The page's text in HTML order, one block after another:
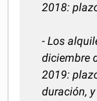
2018:
- Los
diciembre
2019:
duración,